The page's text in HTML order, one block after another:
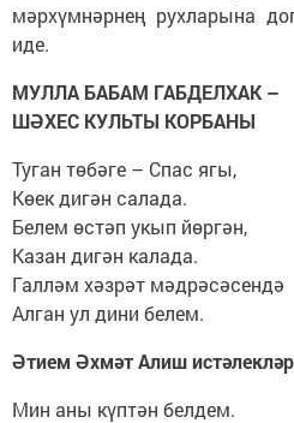
мәрхүмнәрнең рухларына
иде.
МУЛЛА БАБАМ ГАБДЕЛХАК –
ШӘХЕС КУЛЬТЫ КОРБАНЫ
Туган төбәге – Спас ягы,
Көек дигән салада.
Белем өстәп укып йөргән,
Казан дигән калада.
Галләм хәзрәт мәдрәсәсендә
Алган ул дини белем.
Әтием Әхмәт Алиш
Мин аны күптән белдем.